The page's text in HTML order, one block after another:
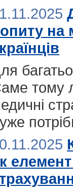
на
тому